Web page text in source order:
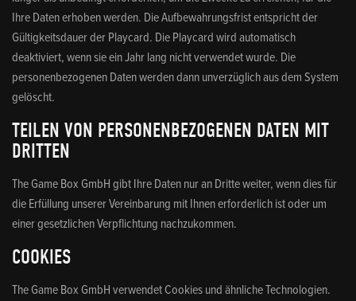
Ihre Daten erhoben werden. Die Aufbewahrungsfrist entspricht der
Gültigkeitsdauer der Playcard. Die Playcard wird automatisch
deaktiviert, wenn sie ein Jahr lang nicht verwendet wurde. Die
personenbezogenen Daten werden dann unverzüglich aus dem System
gelöscht.
TEILEN VON PERSONENBEZOGENEN DATEN MIT
DRITTEN
The Game Box GmbH gibt Ihre Daten nur an Dritte weiter, wenn dies für
die Erfüllung unserer Vereinbarung mit Ihnen erforderlich ist oder um
einer gesetzlichen Verpflichtung nachzukommen.
COOKIES
The Game Box GmbH verwendet Cookies und ähnliche Technologien.